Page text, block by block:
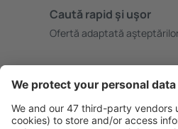
Caută rapid şi uşor
Ofertă adaptată
Rezervare fără griji cu